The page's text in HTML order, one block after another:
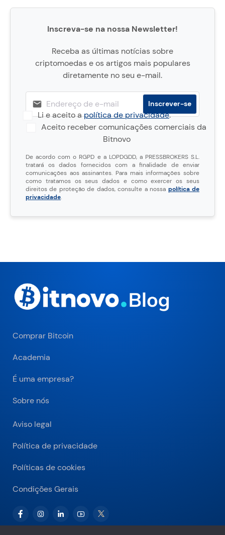
Inscreva-se na nossa Newsletter!
Receba as últimas notícias sobre
criptomoedas e os artigos mais populares
diretamente no seu e-mail.
Li e aceito apolítica de privacidade.
Aceito receber comunicações comerciais da
Bitnovo
De acordo com o RGPD e a LOPDGDD, a PRESSBROKERS S.L.
tratará os dados fornecidos com a finalidade de enviar
comunicações aos assinantes. Para mais informações sobre
como tratamos os seus dados e como exercer os seus
direitos de proteção de dados, consulte a nossa política de
privacidade.
Comprar Bitcoin
Academia
É uma empresa?
Sobre nós
Aviso legal
Política de privacidade
Políticas de cookies
Condições Gerais